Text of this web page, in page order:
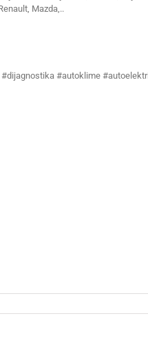
Mazda,..
#autoklime